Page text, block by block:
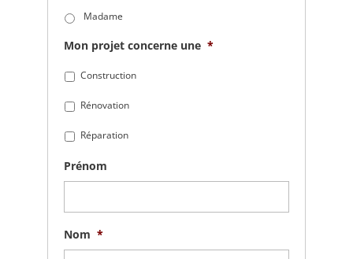
Madame
Mon projet concerne une *
Construction
Rénovation
Réparation
Prénom
Nom *